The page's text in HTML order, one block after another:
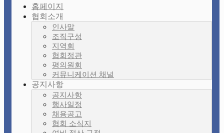
홈페이지
협회소개
인사말
조직구성
지역회
협회정관
평의원회
커뮤니케이션 채널
공지사항
공지사항
행사일정
채용공고
협회 소식지